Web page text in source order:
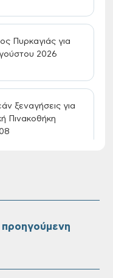
Πυρκαγιάς για
2026
ξεναγήσεις για
Πινακοθήκη
Επιτροπής